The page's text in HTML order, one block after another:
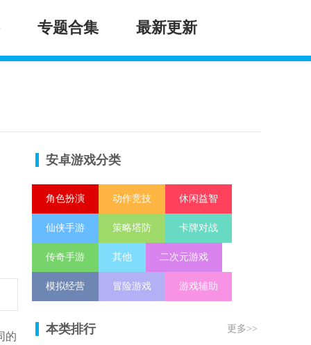
专题合集 最新更新
的
安卓游戏分类
角色扮演 动作竞技 休闲益智
仙侠手游 策略塔防 卡牌对战
传奇手游 其他 二次元游戏
模拟经营 冒险游戏 游戏辅助
本类排行 更多>>